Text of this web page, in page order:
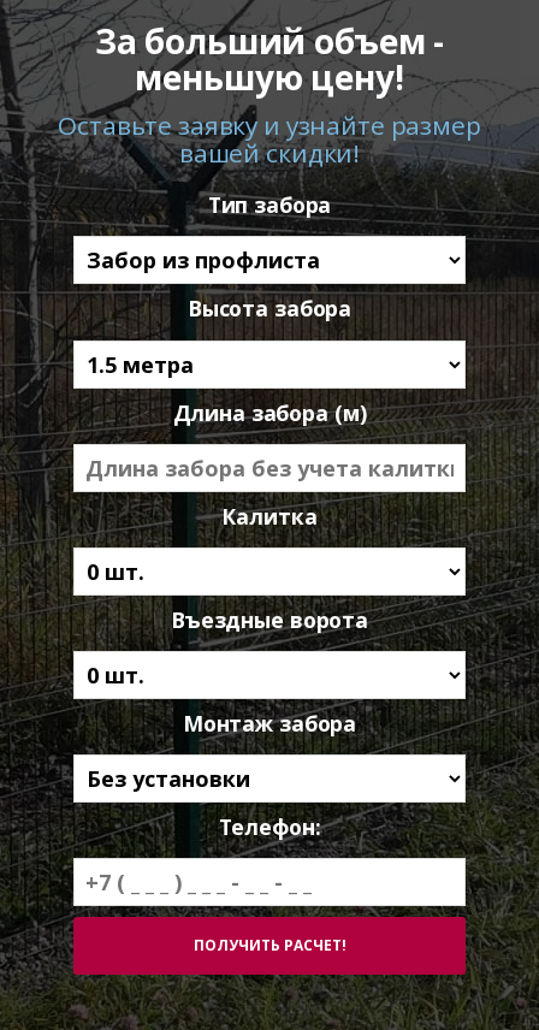
За больший объем -
меньшую цену!
Оставьте заявку и узнайте размер
вашей скидки!
Тип забора
Высота забора
Длина забора (м)
Калитка
Въездные ворота
Монтаж забора
Телефон: